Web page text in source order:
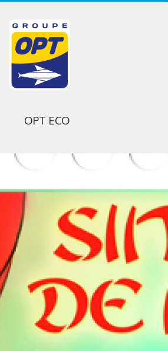
OPT ECO